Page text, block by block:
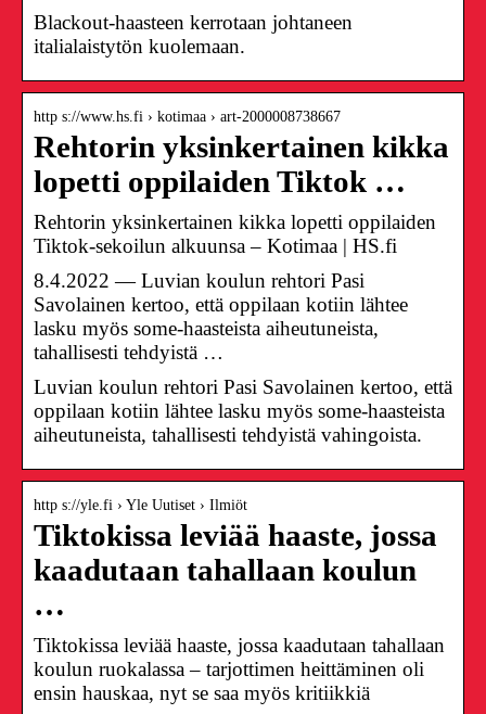
Blackout-haasteen kerrotaan johtaneen
italialaistytön kuolemaan.
http s://www.hs.fi › kotimaa › art-2000008738667
Rehtorin yksinkertainen kikka
lopetti oppilaiden Tiktok …
Rehtorin yksinkertainen kikka lopetti oppilaiden
Tiktok-sekoilun alkuunsa – Kotimaa | HS.fi
8.4.2022 — Luvian koulun rehtori Pasi
Savolainen kertoo, että oppilaan kotiin lähtee
lasku myös some-haasteista aiheutuneista,
tahallisesti tehdyistä …
Luvian koulun rehtori Pasi Savolainen kertoo, että
oppilaan kotiin lähtee lasku myös some-haasteista
aiheutuneista, tahallisesti tehdyistä vahingoista.
http s://yle.fi › Yle Uutiset › Ilmiöt
Tiktokissa leviää haaste, jossa
kaadutaan tahallaan koulun
…
Tiktokissa leviää haaste, jossa kaadutaan tahallaan
koulun ruokalassa – tarjottimen heittäminen oli
ensin hauskaa, nyt se saa myös kritiikkiä